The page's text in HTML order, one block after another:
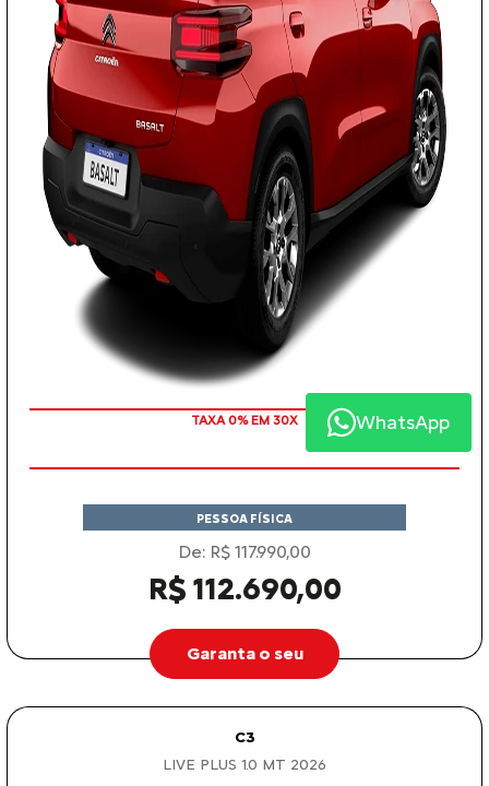
TAXA 0% EM 30X
PESSOA FÍSICA
De: R$ 117.990,00
R$ 112.690,00
Garanta o seu
C3
LIVE PLUS 1.0 MT 2026
WhatsApp